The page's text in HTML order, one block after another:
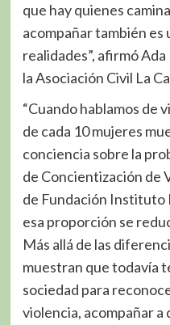
que hay quienes
acompañar también
realidades”, afirmó
la Asociación Civil La
“Cuando hablamos de
de cada 10 mujeres
conciencia sobre la
de Concientización de
de Fundación Instituto
esa proporción se
Más allá de las
muestran que todavía
sociedad para
violencia, acompañar a